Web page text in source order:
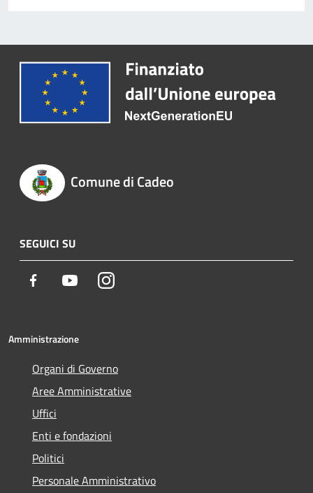
Comune di Cadeo
SEGUICI SU
Facebook YoutubeInstagram
Amministrazione
Organi di Governo
Aree Amministrative
Uffici
Enti e fondazioni
Politici
Personale Amministrativo